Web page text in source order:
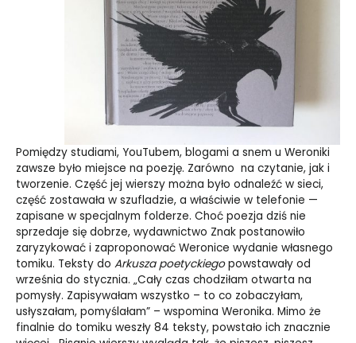
Pomiędzy studiami, YouTubem, blogami a snem u Weroniki
zawsze było miejsce na poezję. Zarówno na czytanie, jak i
tworzenie. Część jej wierszy można było odnaleźć w sieci,
część zostawała w szufladzie, a właściwie w telefonie —
zapisane w specjalnym folderze. Choć poezja dziś nie
sprzedaje się dobrze, wydawnictwo Znak postanowiło
zaryzykować i zaproponować Weronice wydanie własnego
tomiku. Teksty do Arkusza poetyckiegopowstawały od
września do stycznia. „Cały czas chodziłam otwarta na
pomysły. Zapisywałam wszystko – to co zobaczyłam,
usłyszałam, pomyślałam” – wspomina Weronika. Mimo że
finalnie do tomiku weszły 84 teksty, powstało ich znacznie